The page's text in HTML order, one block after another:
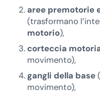
aree premotorie
(trasformano
motorio),
corteccia
movimento),
gangli della base
movimento),